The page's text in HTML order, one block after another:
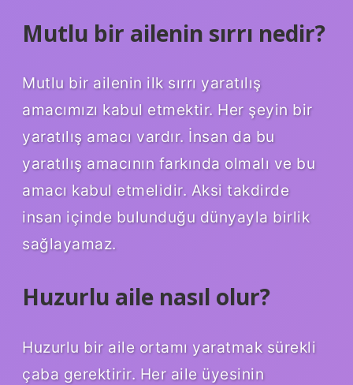
Mutlu bir ailenin sırrı nedir?
Mutlu bir ailenin ilk sırrı yaratılış
amacımızı kabul etmektir. Her şeyin bir
yaratılış amacı vardır. İnsan da bu
yaratılış amacının farkında olmalı ve bu
amacı kabul etmelidir. Aksi takdirde
insan içinde bulunduğu dünyayla birlik
sağlayamaz.
Huzurlu aile nasıl olur?
Huzurlu bir aile ortamı yaratmak sürekli
çaba gerektirir. Her aile üyesinin